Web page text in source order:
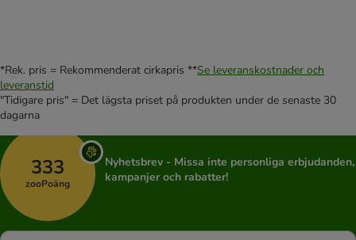
*Rek. pris = Rekommenderat cirkapris **Se leveranskostnader och
leveranstid
"Tidigare pris" = Det lägsta priset på produkten under de senaste 30
dagarna
333
zooPoäng
Nyhetsbrev - Missa inte personliga erbjudanden,
kampanjer och rabatter!